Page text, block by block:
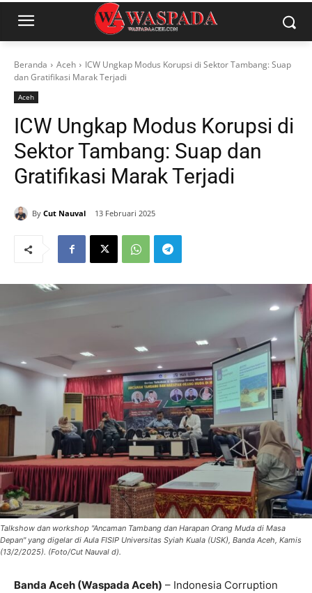
Beranda Aceh
ICW Ungkap Modus Korupsi di Sektor Tambang: Suap
dan Gratifikasi Marak Terjadi
Aceh
ICW Ungkap Modus Korupsi di
Sektor Tambang: Suap dan
Gratifikasi Marak Terjadi
By Cut Nauval 13 Februari 2025
Talkshow dan workshop "Ancaman Tambang dan Harapan Orang Muda di Masa
Depan" yang digelar di Aula FISIP Universitas Syiah Kuala (USK), Banda Aceh, Kamis
(13/2/2025). (Foto/Cut Nauval d).
Banda Aceh (Waspada Aceh) – Indonesia Corruption